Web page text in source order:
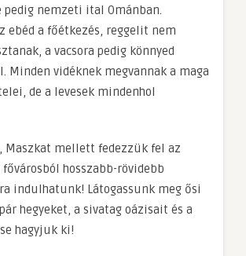
pedig nemzeti ital Ománban.
ebéd a főétkezés, reggelit nem
a vacsora pedig könnyed
Minden vidéknek megvannak a maga
de a levesek mindenhol
Maszkat mellett fedezzük fel az
hosszabb-rövidebb
indulhatunk! Látogassunk meg ősi
hegyeket, a sivatag oázisait és a
hagyjuk ki!